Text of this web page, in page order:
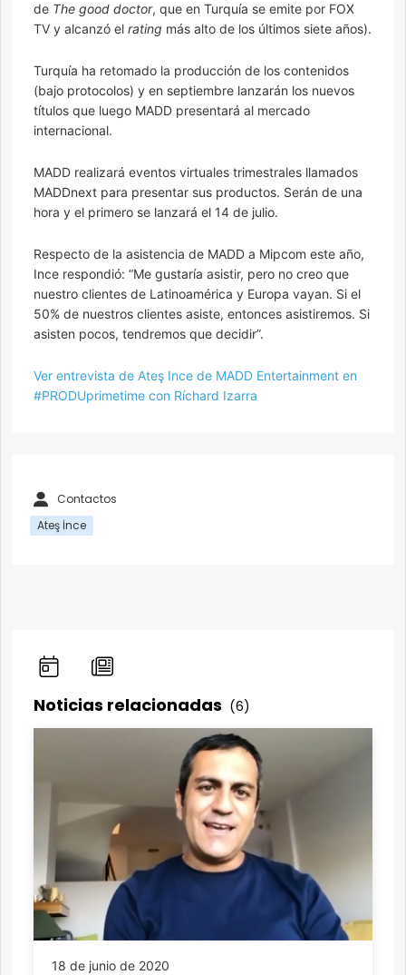
de The good doctor, que en Turquía se emite por FOX
TV y alcanzó el rating más alto de los últimos siete años).
Turquía ha retomado la producción de los contenidos
(bajo protocolos) y en septiembre lanzarán los nuevos
títulos que luego MADD presentará al mercado
internacional.
MADD realizará eventos virtuales trimestrales llamados
MADDnext para presentar sus productos. Serán de una
hora y el primero se lanzará el 14 de julio.
Respecto de la asistencia de MADD a Mipcom este año,
Ince respondió: “Me gustaría asistir, pero no creo que
nuestro clientes de Latinoamérica y Europa vayan. Si el
50% de nuestros clientes asiste, entonces asistiremos. Si
asisten pocos, tendremos que decidir”.
Ver entrevista de Ateş Ince de MADD Entertainment en
#PRODUprimetime con Ríchard Izarra
Contactos
Ateş İnce
Noticias relacionadas (6)
18 de junio de 2020